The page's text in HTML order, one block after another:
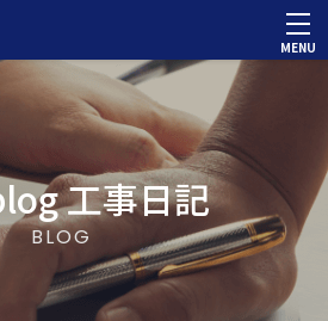
MENU
工事日記
BLOG